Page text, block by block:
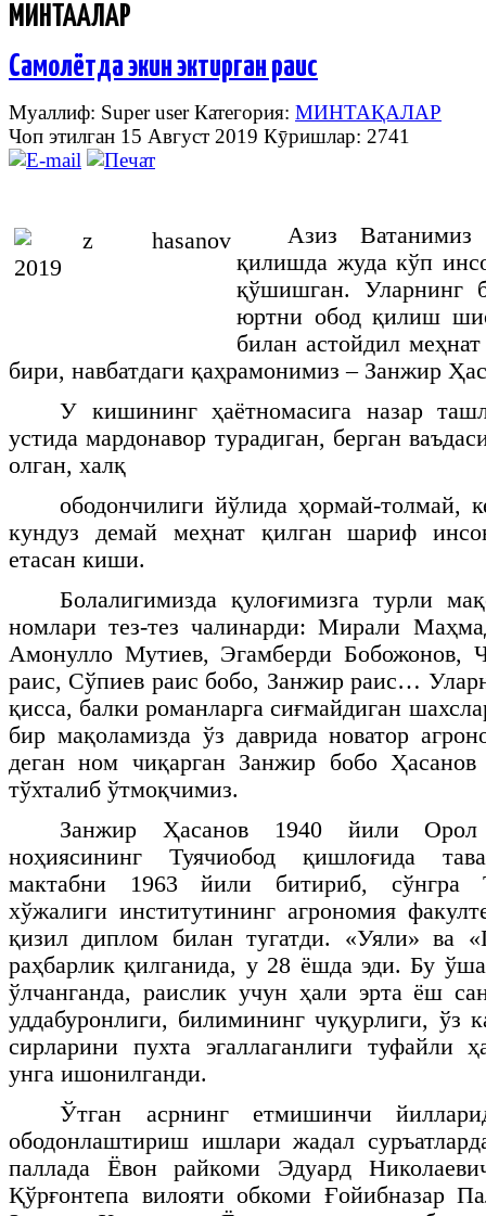
МИНТАҚАЛАР
Самолётда экин эктирган раис
Муаллиф: Super userКатегория: МИНТАҚАЛАР
Чоп этилган 15 Август 2019 Кӯришлар: 2741
Азиз
Ватанимиз
қилишда жуда кўп
қўшишган. Уларнинг
юртни обод қилиш
билан астойдил
бири, навбатдаги қаҳрамонимиз – Занжир
У кишининг ҳаётномасига назар
устида мардонавор турадиган, берган
олган, халқ
ободончилиги йўлида ҳормай-толмай,
кундуз демай меҳнат қилган шариф
етасан киши.
Болалигимизда қулоғимизга турли
номлари тез-тез чалинарди: Мирали
Амонулло Мутиев, Эгамберди Бобожонов,
раис, Сўпиев раис бобо, Занжир раис…
қисса, балки романларга сиғмайдиган
бир мақоламизда ўз даврида новатор
деган ном чиқарган Занжир бобо Ҳасанов
тўхталиб ўтмоқчимиз.
Занжир Ҳасанов 1940 йили Орол
ноҳиясининг Туячиобод қишлоғида
мактабни 1963 йили битириб, сўнгра
хўжалиги институтининг агрономия
қизил диплом билан тугатди. «Уяли» ва
раҳбарлик қилганида, у 28 ёшда эди. Бу
ўлчанганда, раислик учун ҳали эрта ёш
уддабуронлиги, билимининг чуқурлиги, ўз
сирларини пухта эгаллаганлиги туфайли
унга ишонилганди.
Ўтган асрнинг етмишинчи
ободонлаштириш ишлари жадал
паллада Ёвон райкоми Эдуард
Қўрғонтепа вилояти обкоми Ғойибназар